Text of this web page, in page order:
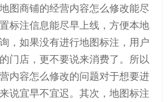
图商铺的经营内容怎么修改能尽
标注信息能尽早上线，方便本地
，如果没有进行地图标注，用户
门店，更不要说来消费了。所以
内容怎么修改的问题对于想要进
说宜早不宜迟。其次，地图标注